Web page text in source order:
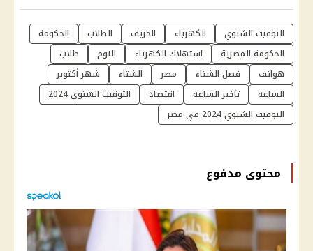
التوقيت الشتوي الكهرباء الخريف الطلاب
الحكومة
الحكومة المصرية
استهلاك الكهرباء النوم
طلاب
هواتف
فصل الشتاء مصر الشتاء
شهر أكتوبر
الساعة
تأخير الساعة اقتصاد
التوقيت الشتوي 2024
التوقيت الشتوي 2024 في مصر
محتوى مدفوع